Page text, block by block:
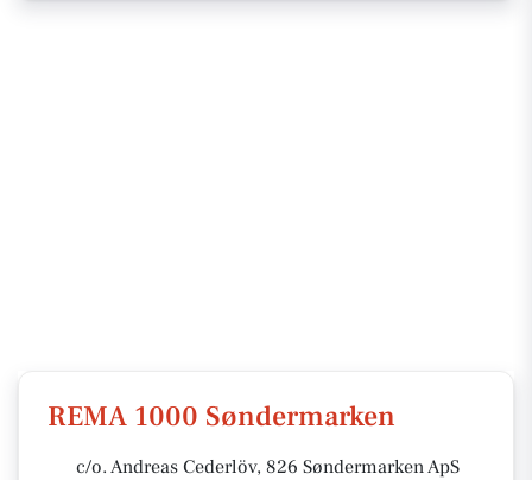
REMA 1000 Søndermarken
c/o. Andreas Cederlöv, 826 Søndermarken ApS